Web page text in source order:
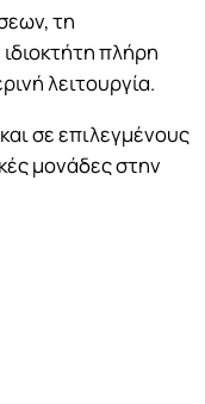
τη
πλήρη
λειτουργία.
σε επιλεγμένους
μονάδες στην